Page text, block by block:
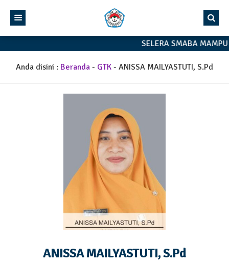
SELERA SMABA
Anda disini : Beranda - GTK - ANISSA MAILYASTUTI, S.Pd
ANISSA MAILYASTUTI, S.Pd